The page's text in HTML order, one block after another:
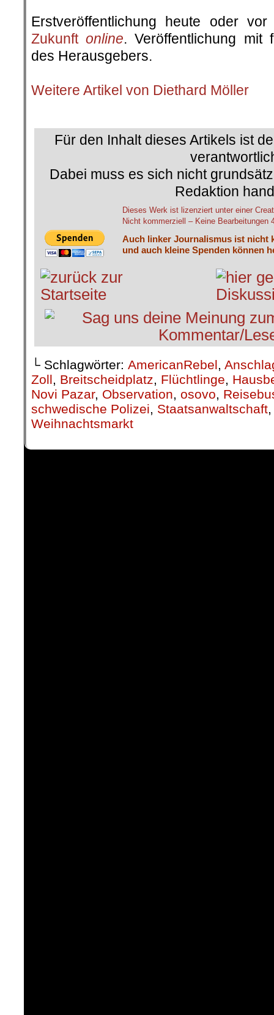
Erstveröffentlichung heute oder
Zukunftonline. Veröffentlichung mit
des Herausgebers.
Weitere Artikel von Diethard Möller
Für den Inhalt dieses Artikels ist
Dabei muss es sich nicht
Redaktion
Dieses Werk ist lizenziert unter einer
Nicht kommerziell – Keine Bearbeitungen
Auch linker Journalismus ist nicht
und auch kleine Spenden können
└ Schlagwörter: AmericanRebel,
Zoll, Breitscheidplatz, Flüchtlinge,
Novi Pazar, Observation, osovo,
schwedische Polizei, Staatsanwaltschaft
Weihnachtsmarkt